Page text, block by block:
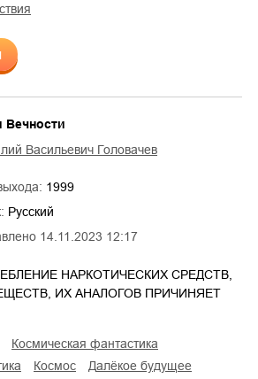
14.11.2023 12:17
Вечности
Васильевич Головачев
1999
Русский
НАРКОТИЧЕСКИХ СРЕДСТВ,
ИХ АНАЛОГОВ ПРИЧИНЯЕТ
космическая фантастика
космос
далёкое будущее